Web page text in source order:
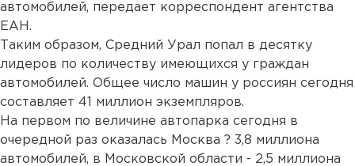
автомобилей, передает корреспондент агентства
ЕАН.
Таким образом, Средний Урал попал в десятку
лидеров по количеству имеющихся у граждан
автомобилей. Общее число машин у россиян сегодня
составляет 41 миллион экземпляров.
На первом по величине автопарка сегодня в
очередной раз оказалась Москва ? 3,8 миллиона
автомобилей, в Московской области - 2,5 миллиона